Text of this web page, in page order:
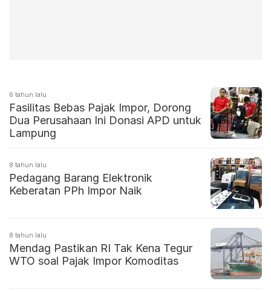
6 tahun lalu
Fasilitas Bebas Pajak Impor, Dorong
Dua Perusahaan Ini Donasi APD untuk
Lampung
8 tahun lalu
Pedagang Barang Elektronik
Keberatan PPh Impor Naik
8 tahun lalu
Mendag Pastikan RI Tak Kena Tegur
WTO soal Pajak Impor Komoditas